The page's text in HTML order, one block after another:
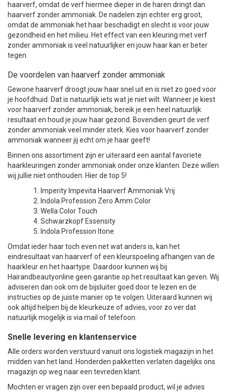
haarverf, omdat de verf hiermee dieper in de haren dringt dan
haarverf zonder ammoniak. De nadelen zijn echter erg groot,
omdat de ammoniak het haar beschadigt en slecht is voor jouw
gezondheid en het milieu. Het effect van een kleuring met verf
zonder ammoniak is veel natuurlijker en jouw haar kan er beter
tegen.
De voordelen van haarverf zonder ammoniak
Gewone haarverf droogt jouw haar snel uit en is niet zo goed voor
je hoofdhuid. Dat is natuurlijk iets wat je niet wilt. Wanneer je kiest
voor haarverf zonder ammoniak, bereik je een heel natuurlijk
resultaat en houd je jouw haar gezond. Bovendien geurt de verf
zonder ammoniak veel minder sterk. Kies voor haarverf zonder
ammoniak wanneer jij echt om je haar geeft!
Binnen ons assortiment zijn er uiteraard een aantal favoriete
haarkleuringen zonder ammoniak onder onze klanten. Deze willen
wij jullie niet onthouden. Hier de top 5!
Imperity Impevita Haarverf Ammoniak Vrij
Indola Profession Zero Amm Color
Wella Color Touch
Schwarzkopf Essensity
Indola Profession Itone
Omdat ieder haar toch even net wat anders is, kan het
eindresultaat van haarverf of een kleurspoeling afhangen van de
haarkleur en het haartype. Daardoor kunnen wij bij
Hairandbeautyonline geen garantie op het resultaat kan geven. Wij
adviseren dan ook om de bijsluiter goed door te lezen en de
instructies op de juiste manier op te volgen. Uiteraard kunnen wij
ook altijd helpen bij de kleurkeuze of advies, voor zo ver dat
natuurlijk mogelijk is via mail of telefoon.
Snelle levering en klantenservice
Alle orders worden verstuurd vanuit ons logistiek magazijn in het
midden van het land. Honderden pakketten verlaten dagelijks ons
magazijn op weg naar een tevreden klant.
Mochten er vragen zijn over een bepaald product, wil je advies